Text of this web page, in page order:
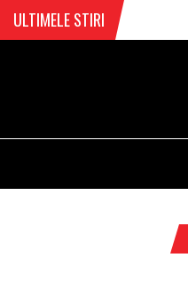
ULTIMELE STIRI